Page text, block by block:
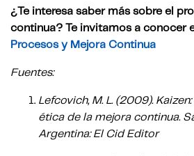
¿Te interesa saber más sobre el
continua? Te invitamos a conocer
Procesos y Mejora Continua
Fuentes:
Lefcovich, M. L. (2009).
ética de la mejora continua.
Argentina: El Cid Editor